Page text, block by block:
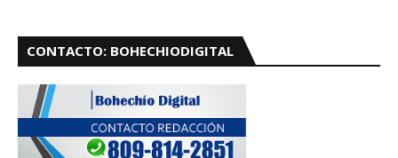
CONTACTO: BOHECHIODIGITAL